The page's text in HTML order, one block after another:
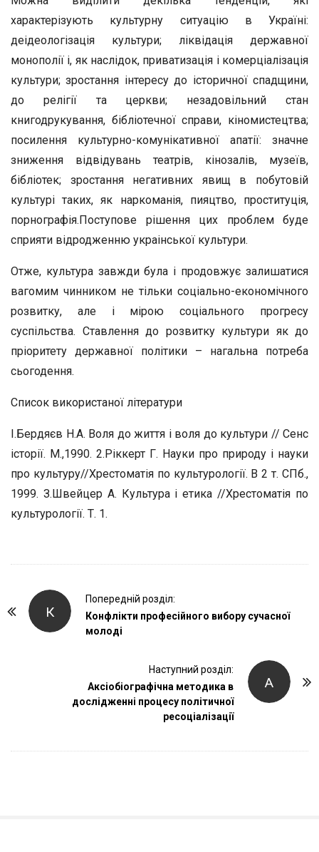
характерізують культурну ситуацію в Україні:
деідеологізація культури; ліквідація державної
монополії і, як наслідок, приватизація і комерціалізація
культури; зростання інтересу до історичної спадщини,
до релігії та церкви; незадовільний стан
книгодрукування, бібліотечної справи, кіномистецтва;
посилення культурно-комунікативної апатії: значне
зниження відвідувань театрів, кінозалів, музеїв,
бібліотек; зростання негативних явищ в побутовій
культурі таких, як наркоманія, пияцтво, проституція,
порнографія.Поступове рішення цих проблем буде
сприяти відродженню украінської культури.
Отже, культура завжди була і продовжує залишатися
вагомим чинником не тільки соціально-економічного
розвитку, але і мірою соціального прогресу
суспільства. Ставлення до розвитку культури як до
пріоритету державної політики – нагальна потреба
сьогодення.
Список використаної літератури
І.Бердяєв Н.А. Воля до життя і воля до культури // Сенс
історії. М.,1990. 2.Ріккерт Г. Науки про природу і науки
про культуру//Хрестоматія по культурології. В 2 т. СПб.,
1999. З.Швейцер А. Культура і етика //Хрестоматія по
культурології. Т. 1.
К
Попередній розділ:
Конфлікти професійного вибору сучасної
молоді
А
Наступний розділ:
Аксіобіографічна методика в
дослідженні процесу політичної
ресоціалізації